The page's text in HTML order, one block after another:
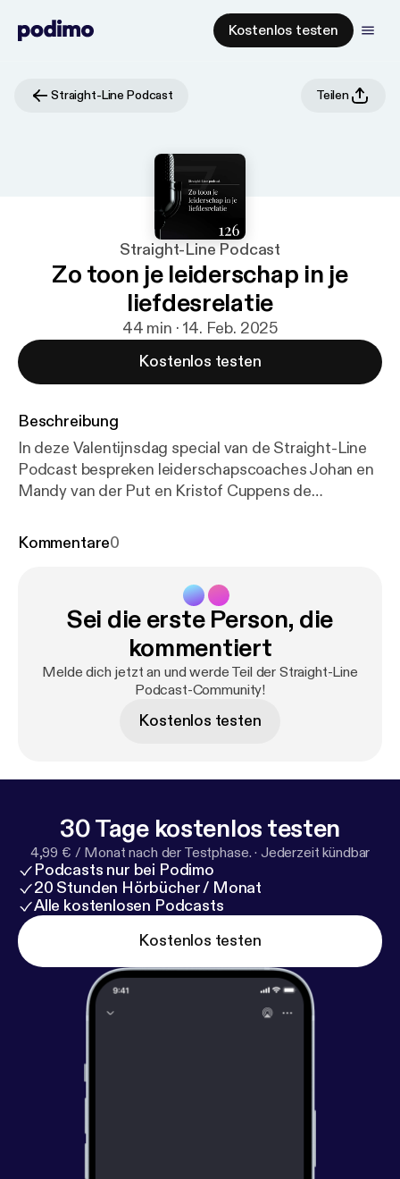
Kostenlos testen
Straight-Line Podcast Teilen
Straight-Line Podcast
Zo toon je leiderschap in je
liefdesrelatie
44 min · 14. Feb. 2025
Kostenlos testen
Beschreibung
In deze Valentijnsdag special van de Straight-Line
Podcast bespreken leiderschapscoaches Johan en
Mandy van der Put en Kristof Cuppens de
ervaren in hun liefdesrelatie. Dankzij de krachtige
liefdesrelatie met je partner. Beluister snel de
podcast en leer hoe je als drukke ondernemer je
relatie actief kunt bekrachtigen dankzij duidelijke
communicatie en leiderschap. 📖 Download het
besproken bulletin op de speciale podcastpagina
hip.com/?post_type=podcast&p=13624
Kommentare0
Sei die erste Person, die
kommentiert
Melde dich jetzt an und werde Teil der Straight-Line
Podcast-Community!
Kostenlos testen
30 Tage kostenlos testen
4,99 € / Monat nach der Testphase. · Jederzeit kündbar
Podcasts nur bei Podimo
20 Stunden Hörbücher / Monat
Alle kostenlosen Podcasts
Kostenlos testen